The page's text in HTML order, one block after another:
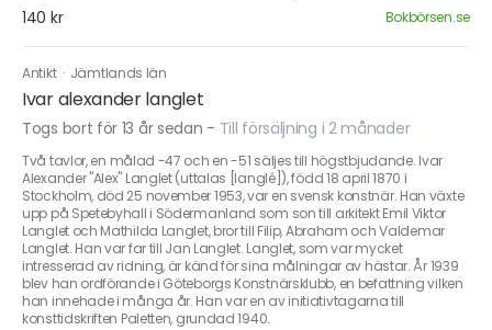
140 kr Bokbörsen.se
Antikt · Jämtlands län
Ivar alexander langlet
Togs bort för 13 år sedan - Till försäljning i 2 månader
Två tavlor, en målad -47 och en -51 säljes till högstbjudande. Ivar
Alexander "Alex" Langlet (uttalas [langlé]), född 18 april 1870 i
Stockholm, död 25 november 1953, var en svensk konstnär. Han växte
upp på Spetebyhall i Södermanland som son till arkitekt Emil Viktor
Langlet och Mathilda Langlet, bror till Filip, Abraham och Valdemar
Langlet. Han var far till Jan Langlet. Langlet, som var mycket
intresserad av ridning, är känd för sina målningar av hästar. År 1939
blev han ordförande i Göteborgs Konstnärsklubb, en befattning vilken
han innehade i många år. Han var en av initiativtagarna till
konsttidskriften Paletten, grundad 1940.